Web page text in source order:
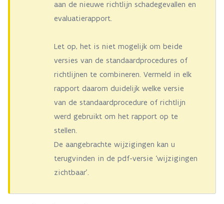
aan de nieuwe richtlijn schadegevallen en
evaluatierapport.
Let op, het is niet mogelijk om beide
versies van de standaardprocedures of
richtlijnen te combineren. Vermeld in elk
rapport daarom duidelijk welke versie
van de standaardprocedure of richtlijn
werd gebruikt om het rapport op te
stellen.
De aangebrachte wijzigingen kan u
terugvinden in de pdf-versie ‘wijzigingen
zichtbaar’.